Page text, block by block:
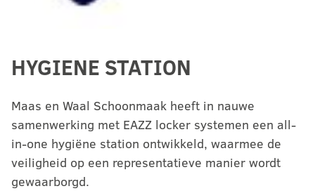
HYGIENE STATION
Maas en Waal Schoonmaak heeft in nauwe
samenwerking met EAZZ locker systemen een all-
in-one hygiëne station ontwikkeld, waarmee de
veiligheid op een representatieve manier wordt
gewaarborgd.